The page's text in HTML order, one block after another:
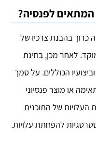
המתאים לפנסיה?
כרוך בהבנת צרכיו של
לאחר מכן, בחינת
הכוללים. על סמך
או מוצר פנסיוני
של התוכנית
להפחתת עלויות.